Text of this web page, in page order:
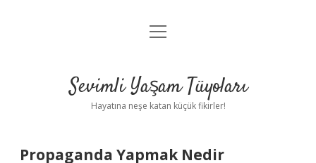
Anasayfa
Yasal Uyarı
menüyü
Sevimli Yaşam Tüyoları
Hayatına neşe katan küçük fikirler!
Propaganda Yapmak Nedir